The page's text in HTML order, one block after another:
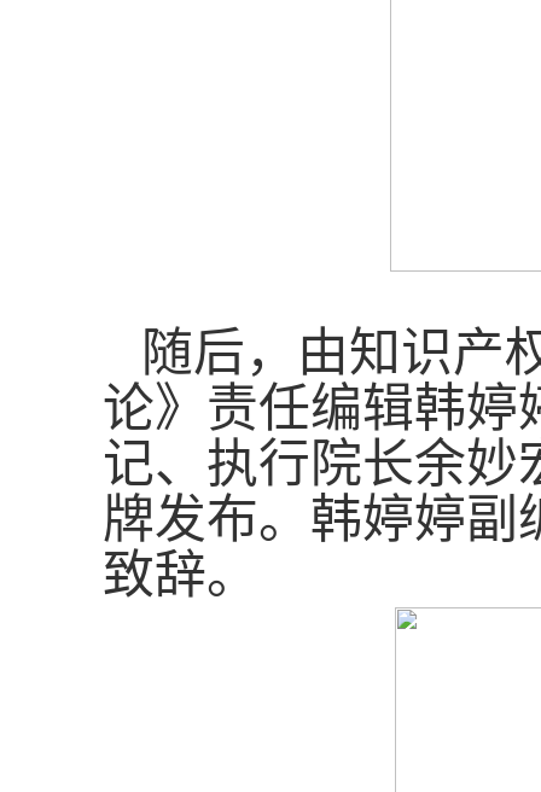
随后，由知识产
论》责任编辑韩婷
记、执行院长余妙
牌发布。韩婷婷副
致辞。